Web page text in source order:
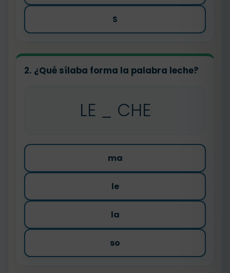
S
2. ¿Qué sílaba forma la palabra leche?
LE _ CHE
ma
le
la
so